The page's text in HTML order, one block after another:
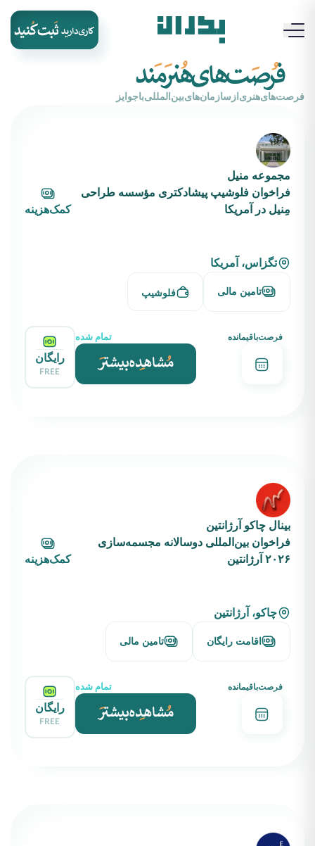
‌فرصت‌های‌هنری‌از‌سازمان‌های‌بین‌المللی‌با‌جوایز
مجموعه منیل
فراخوان فلوشیپ پیشادکتری مؤسسه طراحی
مِنیل در آمریکا
کمک‌هزینه
تگزاس، آمریکا
تامین مالی فلوشیپ
فرصت‌باقیمانده تمام شده
رایگان
FREE
بینال چاکو آرژانتین
فراخوان بین‌المللی دوسالانه مجسمه‌سازی
۲۰۲۶ آرژانتین
کمک‌هزینه
چاکو، آرژانتین
اقامت رایگان تامین مالی
فرصت‌باقیمانده تمام شده
رایگان
FREE